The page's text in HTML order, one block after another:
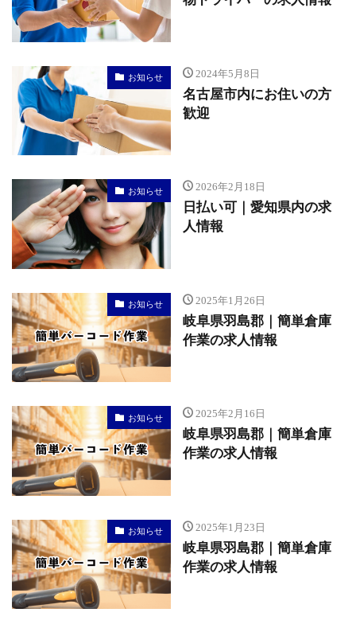
お知らせ 2024年5月8日
名古屋市内にお住いの方
歓迎
お知らせ 2026年2月18日
日払い可｜愛知県内の求
人情報
お知らせ 2025年1月26日
岐阜県羽島郡｜簡単倉庫
作業の求人情報
お知らせ 2025年2月16日
岐阜県羽島郡｜簡単倉庫
作業の求人情報
お知らせ 2025年1月23日
岐阜県羽島郡｜簡単倉庫
作業の求人情報